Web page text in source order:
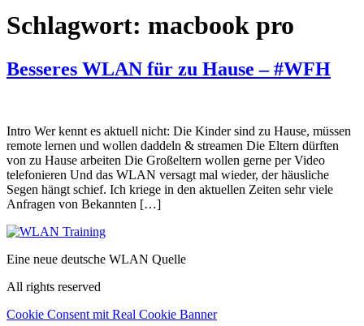
Schlagwort: macbook pro
Besseres WLAN für zu Hause – #WFH
Intro Wer kennt es aktuell nicht: Die Kinder sind zu Hause, müssen
remote lernen und wollen daddeln & streamen Die Eltern dürften
von zu Hause arbeiten Die Großeltern wollen gerne per Video
telefonieren Und das WLAN versagt mal wieder, der häusliche
Segen hängt schief. Ich kriege in den aktuellen Zeiten sehr viele
Anfragen von Bekannten […]
Eine neue deutsche WLAN Quelle
All rights reserved
Cookie Consent mit Real Cookie Banner